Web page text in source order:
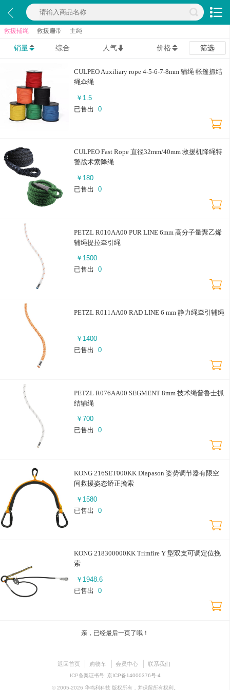
救援辅绳 救援扁带 主绳
销量 综合 人气 价格 筛选
CULPEO Auxiliary rope 4-5-6-7-8mm 辅绳 帐篷抓结
绳伞绳
￥ 1.5
已售出
0
CULPEO Fast Rope 直径32mm/40mm 救援机降绳特
警战术索降绳
￥ 180
已售出
0
PETZL R010AA00 PUR LINE 6mm 高分子量聚乙烯
辅绳提拉牵引绳
￥ 1500
已售出
0
PETZL R011AA00 RAD LINE 6 mm 静力绳牵引辅绳
￥ 1400
已售出
0
PETZL R076AA00 SEGMENT 8mm 技术绳普鲁士抓
结辅绳
￥ 700
已售出
0
KONG 216SET000KK Diapason 姿势调节器有限空
间救援姿态矫正挽索
￥ 1580
已售出
0
KONG 218300000KK Trimfire Y 型双支可调定位挽
索
￥ 1948.6
已售出
0
亲，已经最后一页了哦！
返回首页 购物车 会员中心 联系我们
ICP备案证书号: 京ICP备14000376号-4
© 2005-2026 华鸣利科技 版权所有，并保留所有权利。